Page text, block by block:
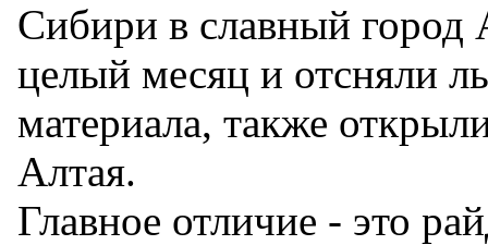
Сибири в славный город
целый месяц и отсняли
материала, также
Алтая.
Главное отличие - это